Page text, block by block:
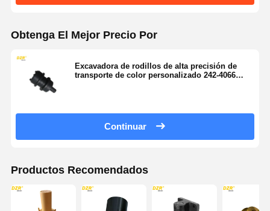
Obtenga El Mejor Precio Por
Excavadora de rodillos de alta precisión de
transporte de color personalizado 242-4066
Continuar
Productos Recomendados